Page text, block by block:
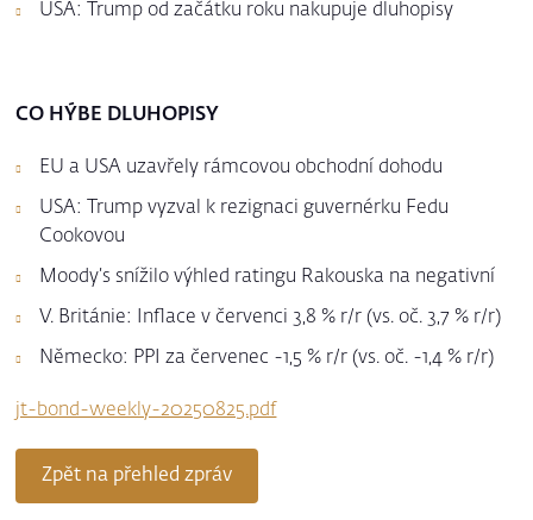
USA: Trump od začátku roku nakupuje dluhopisy
CO HÝBE DLUHOPISY
EU a USA uzavřely rámcovou obchodní dohodu
USA: Trump vyzval k rezignaci guvernérku Fedu
Cookovou
Moody’s snížilo výhled ratingu Rakouska na negativní
V. Británie: Inflace v červenci 3,8 % r/r (vs. oč. 3,7 % r/r)
Německo: PPI za červenec -1,5 % r/r (vs. oč. -1,4 % r/r)
jt-bond-weekly-20250825.pdf
Zpět na přehled zpráv